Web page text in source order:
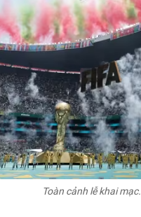
Toàn cảnh lễ khai mạc.